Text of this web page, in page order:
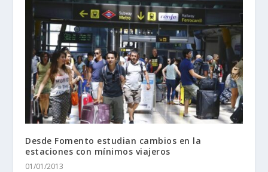
Desde Fomento estudian cambios en la
estaciones con mínimos viajeros
01/01/2013